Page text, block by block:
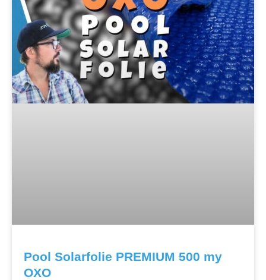
Pool Solarfolie PREMIUM 500 my
OXO